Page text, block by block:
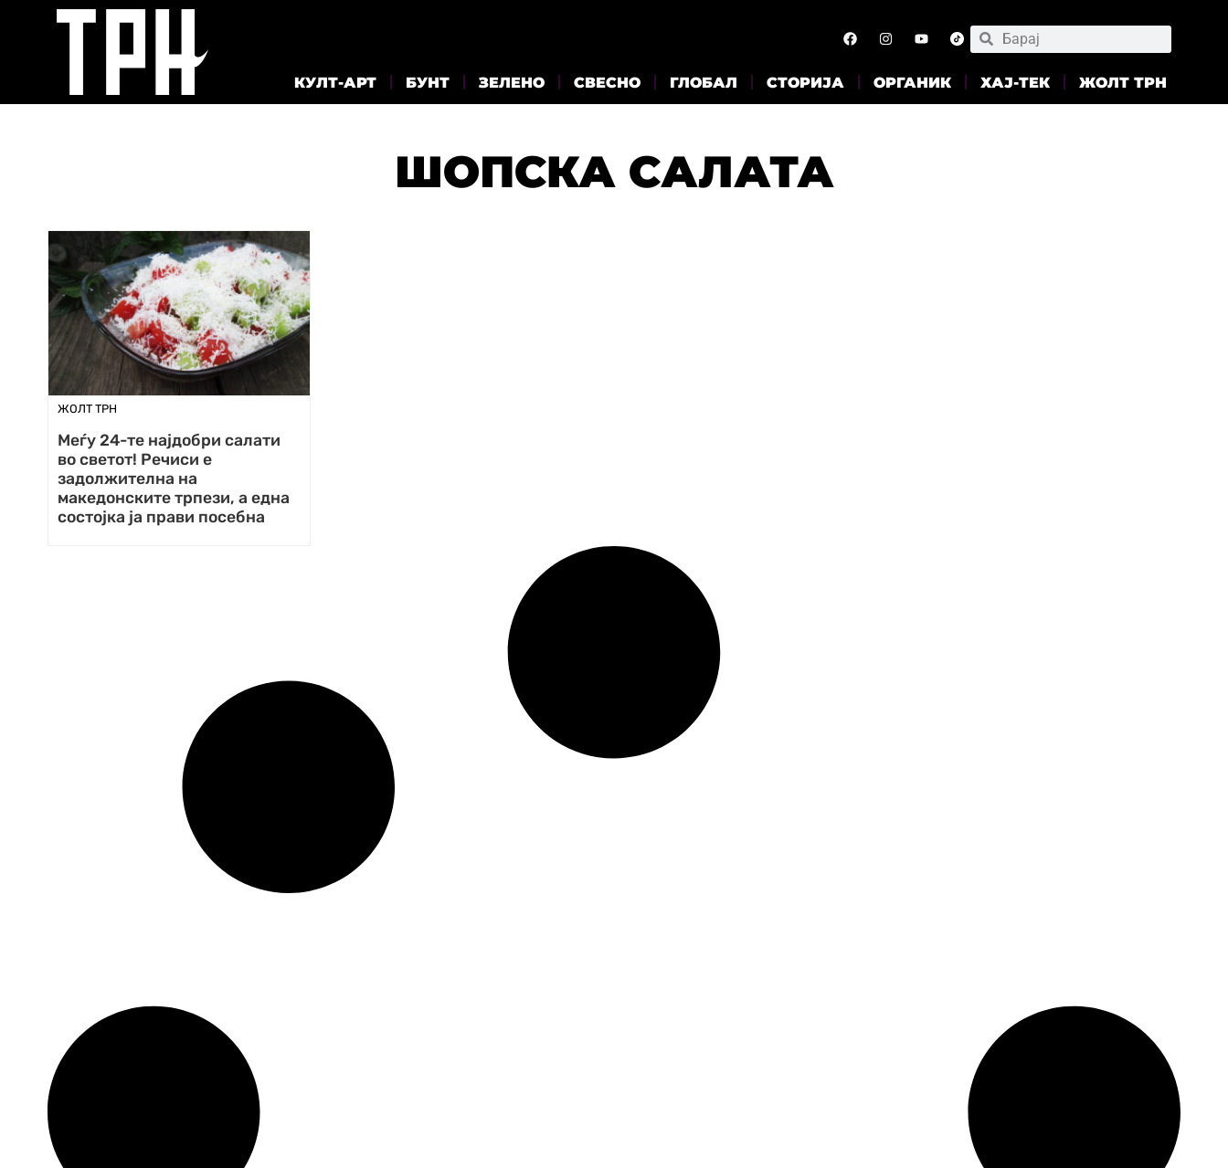
КУЛТ-АРТ БУНТ ЗЕЛЕНО СВЕСНО ГЛОБАЛ СТОРИЈА ОРГАНИК ХАЈ-ТЕК ЖОЛТ ТРН
ШОПСКА САЛАТА
ЖОЛТ ТРН
Меѓу 24-те најдобри салати
во светот! Речиси е
задолжителна на
македонските трпези, а една
состојка ја прави посебна